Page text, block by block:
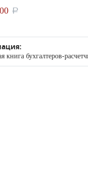
a
книга бухгалтеров-